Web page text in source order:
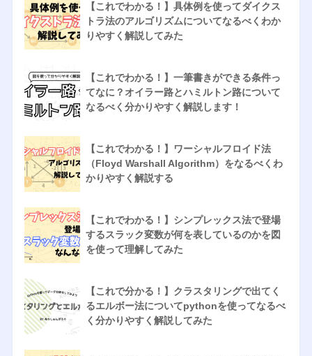
【これでわかる！】具体例を使ってダイクス
トラ法のアルゴリズムについてなるべくわか
りやすく解説してみた
【これでわかる！】一筆書きができる条件っ
てなに？オイラー路とハミルトン路について
なるべく分かりやすく解説します！
【これでわかる！】ワーシャルフロイド法
（Floyd Warshall Algorithm）をなるべくわ
かりやすく解説する
【これでわかる！】シンプレックス法で登場
するスラック変数が何を表しているのかを図
を使って理解してみた
【これで分かる！】クラスタリングで出てく
るエルボー法についてpythonを使ってなるべ
く分かりやすく解説してみた